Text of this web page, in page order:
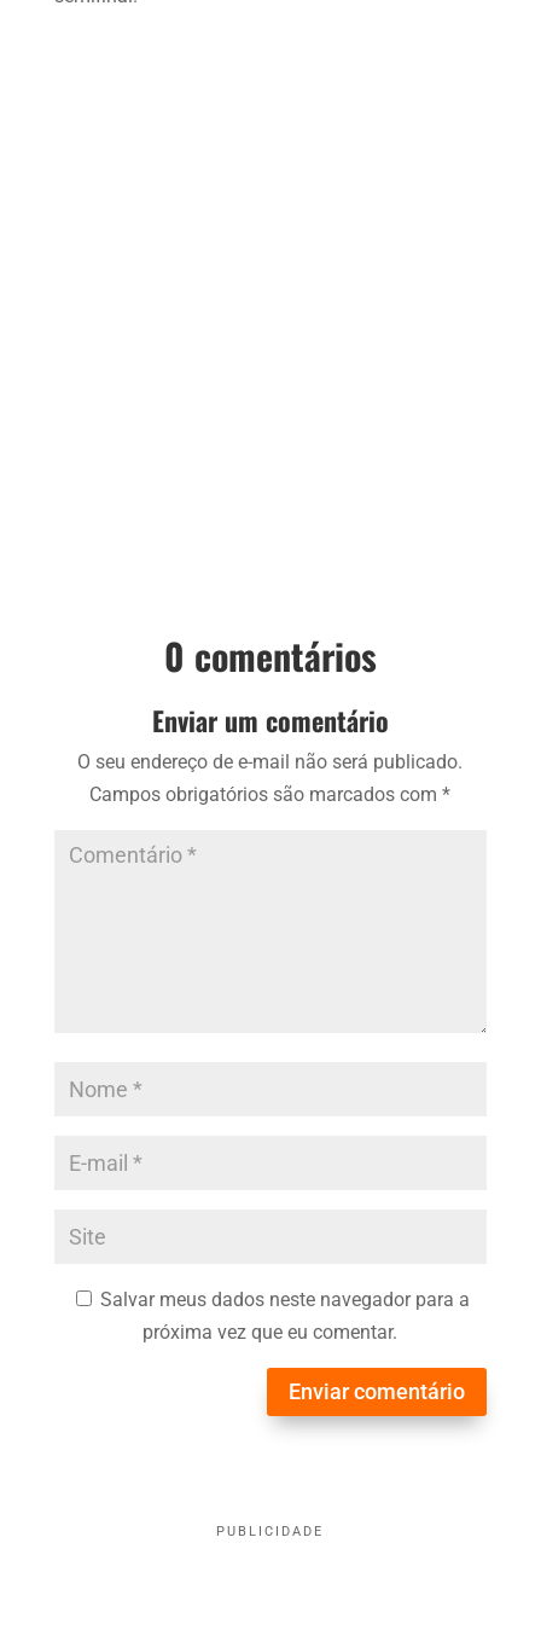
0 comentários
Enviar um comentário
O seu endereço de e-mail não será publicado.
Campos obrigatórios são marcados com*
Salvar meus dados neste navegador para a
próxima vez que eu comentar.
Enviar comentário
PUBLICIDADE